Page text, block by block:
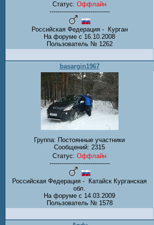
Статус: Оффлайн
-------------------------------
Российская Федерация - Курган
На форуме с 16.10.2008
Пользователь № 1262
basargin1967
Группа: Постоянные участники
Сообщений: 2315
Статус: Оффлайн
-------------------------------
Российская Федерация - Катайск Курганская
обл.
На форуме с 14.03.2009
Пользователь № 1578